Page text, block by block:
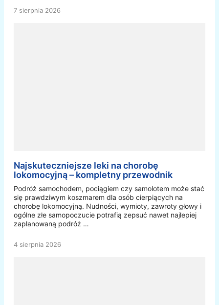
7 sierpnia 2026
Najskuteczniejsze leki na chorobę
lokomocyjną – kompletny przewodnik
Podróż samochodem, pociągiem czy samolotem może stać
się prawdziwym koszmarem dla osób cierpiących na
chorobę lokomocyjną. Nudności, wymioty, zawroty głowy i
ogólne złe samopoczucie potrafią zepsuć nawet najlepiej
zaplanowaną podróż …
4 sierpnia 2026